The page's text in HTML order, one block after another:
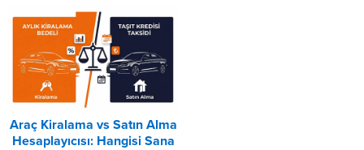
Araç Kiralama vs Satın Alma
Hesaplayıcısı: Hangisi Sana